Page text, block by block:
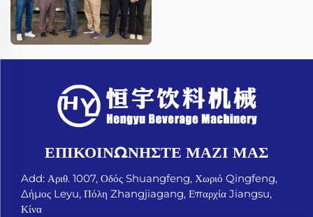
ΕΠΙΚΟΙΝΩΝΉΣΤΕ ΜΑΖΊ ΜΑΣ
Add: Αριθ. 1007, Οδός Shuangfeng, Χωριό Qingfeng,
Δήμος Leyu, Πόλη Zhangjiagang, Επαρχία Jiangsu,
Κίνα